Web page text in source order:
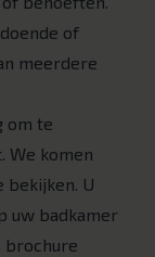
of
meerdere
om te
We komen
bekijken. U
uw badkamer
brochure